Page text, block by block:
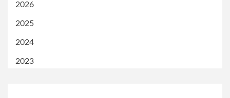
2026
2025
2024
2023